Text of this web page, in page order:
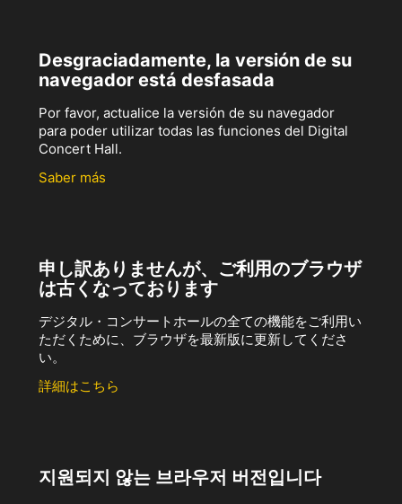
Desgraciadamente, la versión de su
navegador está desfasada
Por favor, actualice la versión de su navegador
para poder utilizar todas las funciones del Digital
Concert Hall.
Saber más
申し訳ありませんが、ご利用のブラウザ
は古くなっております
デジタル・コンサートホールの全ての機能をご利用い
ただくために、ブラウザを最新版に更新してくださ
い。
詳細はこちら
지원되지 않는 브라우저 버전입니다